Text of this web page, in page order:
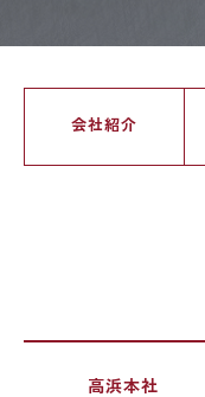
会社紹介
高浜本社